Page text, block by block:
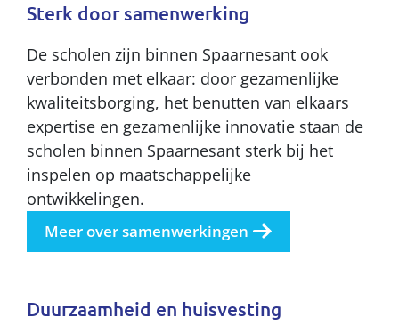
Sterk door samenwerking
De scholen zijn binnen Spaarnesant ook
verbonden met elkaar: door gezamenlijke
kwaliteitsborging, het benutten van elkaars
expertise en gezamenlijke innovatie staan de
scholen binnen Spaarnesant sterk bij het
inspelen op maatschappelijke
ontwikkelingen.
Meer over samenwerkingen
Duurzaamheid en huisvesting